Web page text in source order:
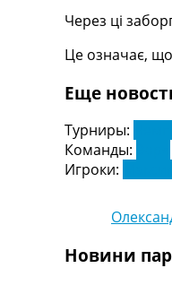
UA
Categories
Новини
Конкурс
Через ці
Це означає,
Еще
Турниры:
Команды:
Игроки:
Новини